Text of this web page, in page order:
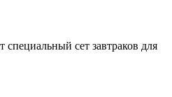
специальный сет завтраков для